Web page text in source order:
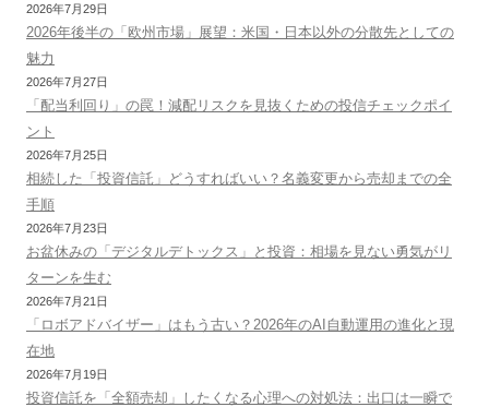
2026年7月29日
2026年後半の「欧州市場」展望：米国・日本以外の分散先としての
魅力
2026年7月27日
「配当利回り」の罠！減配リスクを見抜くための投信チェックポイ
ント
2026年7月25日
相続した「投資信託」どうすればいい？名義変更から売却までの全
手順
2026年7月23日
お盆休みの「デジタルデトックス」と投資：相場を見ない勇気がリ
ターンを生む
2026年7月21日
「ロボアドバイザー」はもう古い？2026年のAI自動運用の進化と現
在地
2026年7月19日
投資信託を「全額売却」したくなる心理への対処法：出口は一瞬で